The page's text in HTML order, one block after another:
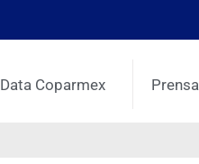
Data Coparmex Prensa